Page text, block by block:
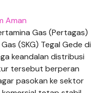
Aman
Gas (Pertagas)
(SKG) Tegal Gede di
keandalan distribusi
tersebut berperan
pasokan ke sektor